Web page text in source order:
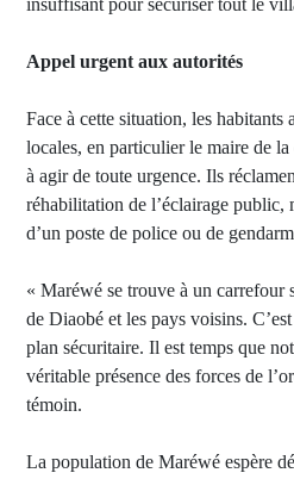
insuffisant pour sécuriser tout le
Appel urgent aux autorités
Face à cette situation, les habitants
locales, en particulier le maire de
à agir de toute urgence. Ils
réhabilitation de l’éclairage public,
d’un poste de police ou de
« Maréwé se trouve à un carrefour
de Diaobé et les pays voisins.
plan sécuritaire. Il est temps que
véritable présence des forces de
témoin.
La population de Maréwé espère